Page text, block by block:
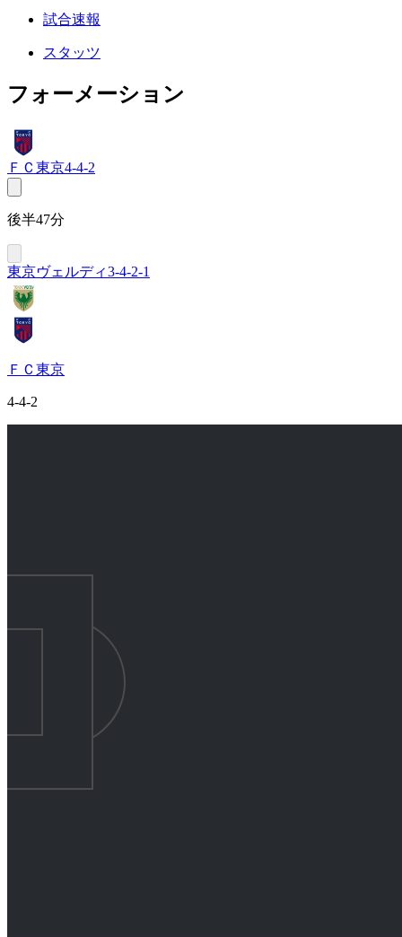
試合速報
スタッツ
フォーメーション
ＦＣ東京4-4-2
後半47分
東京ヴェルディ3-4-2-1
ＦＣ東京
4-4-2